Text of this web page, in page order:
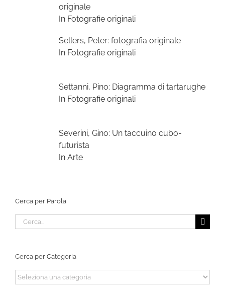
originale
In Fotografie originali
Sellers, Peter: fotografia originale
In Fotografie originali
Settanni, Pino: Diagramma di tartarughe
In Fotografie originali
Severini, Gino: Un taccuino cubo-
futurista
In Arte
Cerca per Parola
Cerca
per:
Cerca per Categoria
Cerca
per